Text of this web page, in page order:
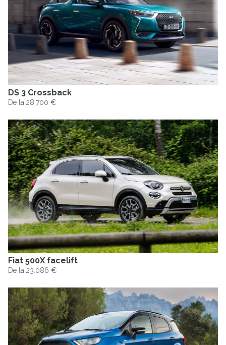
DS 3 Crossback
De la 28.700 €
Fiat 500X facelift
De la 23.086 €